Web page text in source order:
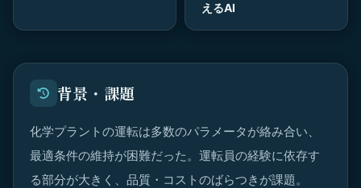
えるAI
背景・課題
化学プラントの運転は多数のパラメータが絡み合い、
最適条件の維持が困難だった。運転員の経験に依存す
る部分が大きく、品質・コストのばらつきが課題。